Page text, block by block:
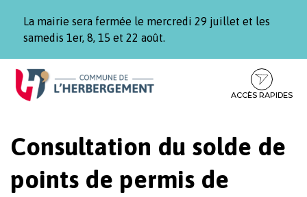
La mairie sera fermée le mercredi 29 juillet et les
samedis 1er, 8, 15 et 22 août.
Aller
Aller
contenu
Aller
pied
ACCÈS RAPIDES
Consultation du solde de
points de permis de